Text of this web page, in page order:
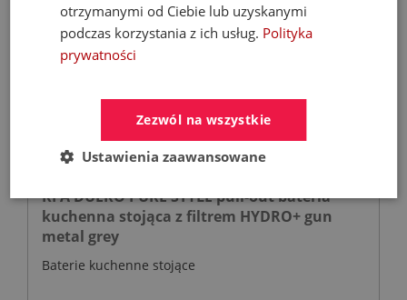
KFA DUERO PURE STYLE pull-out bateria
kuchenna stojąca z filtrem HYDRO+ gun
metal grey
Baterie kuchenne stojące
otrzymanymi od Ciebie lub uzyskanymi
podczas korzystania z ich usług. Polityka
prywatności
Zezwól na wszystkie
Ustawienia zaawansowane